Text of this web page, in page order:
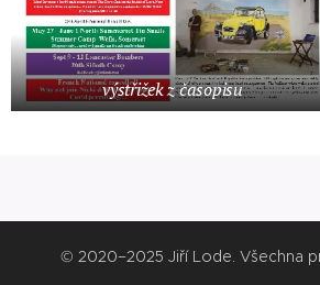
výstřižek z časopisu
© 2020–2025 Jiří Lode. Všechna